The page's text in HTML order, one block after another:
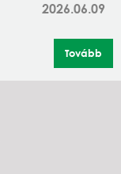
2026.06.09
Tovább